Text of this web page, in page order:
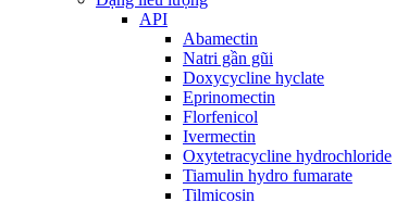
API
Abamectin
Natri gần gũi
Doxycycline hyclate
Eprinomectin
Florfenicol
Ivermectin
Oxytetracycline hydrochloride
Tiamulin hydro fumarate
Tilmicosin